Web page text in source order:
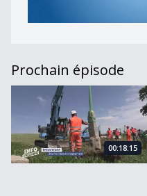
Prochain épisode
Journal du 16 juin 2026
00:18:15